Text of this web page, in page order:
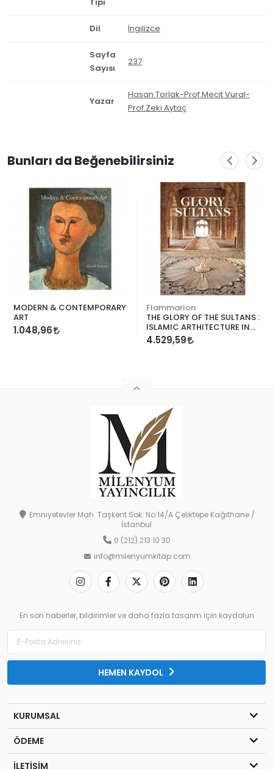
Tipi
Dil İngilizce
Sayfa
Sayısı
237
Yazar
Hasan Torlak-Prof.Mecit Vural-
Prof.Zeki Aytaç
Bunları da Beğenebilirsiniz
MODERN & CONTEMPORARY
ART
1.048,96
Flammarion
THE GLORY OF THE SULTANS :
ISLAMIC ARTHITECTURE IN
INDIA
4.529,59
Emniyetevler Mah. Taşkent Sok. No:14/A Çeliktepe Kağıthane /
İstanbul
0 (212) 213 10 30
info@milenyumkitap.com
En son haberler, bildirimler ve daha fazla tasarım için kaydolun
HEMEN KAYDOL
KURUMSAL
ÖDEME
İLETİŞİM